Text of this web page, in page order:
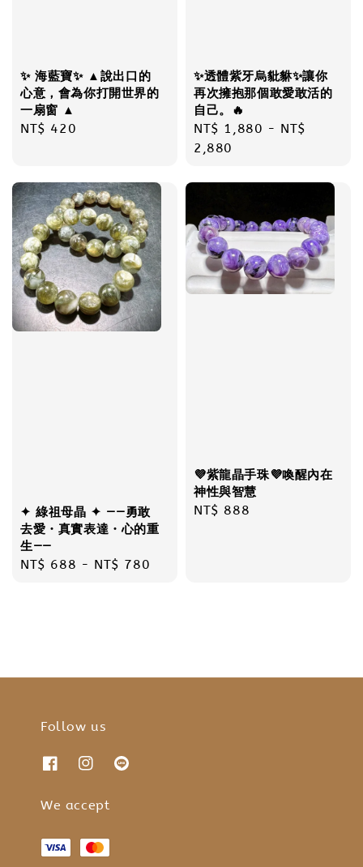
✨ 海藍寶✨ ▲說出口的
心意，會為你打開世界的
一扇窗 ▲
Regular
NT$ 420
✨透體紫牙烏豼貅✨讓你
再次擁抱那個敢愛敢活的
自己。🔥
Regular
price
NT$ 1,880 - NT$
2,880
✦ 綠祖母晶 ✦ ——勇敢
去愛・真實表達・心的重
生——
Regular
NT$ 688 - NT$ 780
💜紫龍晶手珠💜喚醒內在
神性與智慧
Regular
NT$ 888
Follow us
We accept